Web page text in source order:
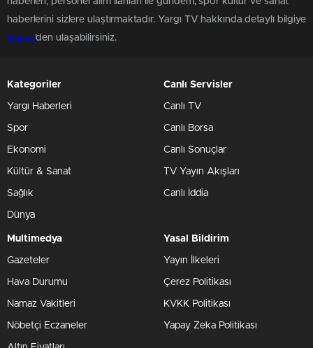
haberlerini sizlere ulaştırmaktadır. Yargı TV hakkında detaylı bilgiye
Künye'den ulaşabilirsiniz.
Kategoriler
Yargı Haberleri
Spor
Ekonomi
Kültür & Sanat
Sağlık
Dünya
Canlı Servisler
Canlı TV
Canlı Borsa
Canlı Sonuçlar
TV Yayın Akışları
Canlı İddia
Multimedya
Gazeteler
Hava Durumu
Namaz Vakitleri
Nöbetçi Eczaneler
Yasal Bildirim
Yayın İlkeleri
Çerez Politikası
KVKK Politikası
Yapay Zeka Politikası